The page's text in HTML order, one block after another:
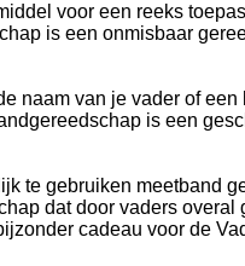
voor een reeks
is een onmisbaar
naam van je vader of
is een
te gebruiken meetband
dat door vaders
cadeau voor de